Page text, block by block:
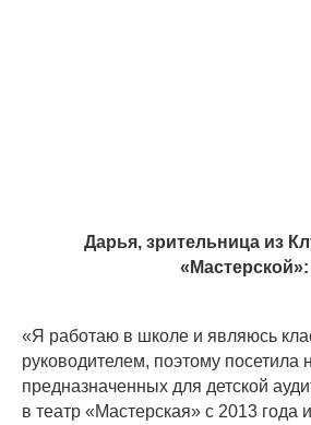
Дарья, зрительница из
«Мастерской»:
«Я работаю в школе и являюсь
руководителем, поэтому посетила
предназначенных для детской
в театр «Мастерская» с 2013 года